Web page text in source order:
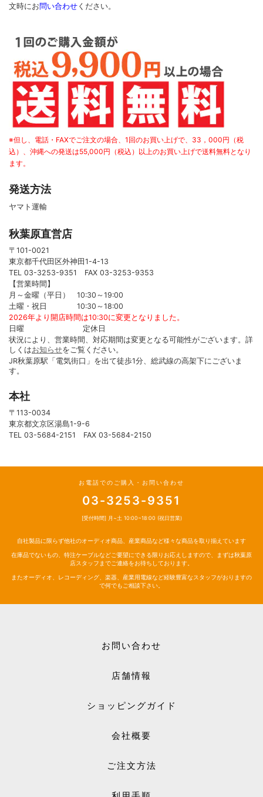
文時にお問い合わせ ください。
※但し、電話・FAXでご注文の場合、1回のお買い上げで、33，000円（税
込）、沖縄への発送は55,000円（税込）以上のお買い上げで送料無料となり
ます。
発送方法
ヤマト運輸
秋葉原直営店
〒101-0021
東京都千代田区外神田1-4-13
TEL 03-3253-9351 FAX 03-3253-9353
【営業時間】
月～金曜（平日） 10:30～19:00
土曜・祝日 10:30～18:00
2026年より開店時間は10:30に変更となりました。
日曜 定休日
状況により、営業時間、対応期間は変更となる可能性がございます。詳
しくはお知らせをご覧ください。
JR秋葉原駅「電気街口」を出て徒歩1分、総武線の高架下にございま
す。
本社
〒113-0034
東京都文京区湯島1-9-6
TEL 03-5684-2151 FAX 03-5684-2150
お電話でのご購入・お問い合わせ
03-3253-9351
[受付時間] 月~土 10:00~18:00 (祝日営業)
自社製品に限らず他社のオーディオ商品、産業商品など様々な商品を取り揃えています
在庫品でないもの、特注ケーブルなどご要望にできる限りお応えしますので、まずは秋葉原
店スタッフまでご連絡をお待ちしております。
またオーディオ、レコーディング、楽器、産業用電線など経験豊富なスタッフがおりますの
で何でもご相談下さい。
お問い合わせ
店舗情報
ショッピングガイド
会社概要
ご注文方法